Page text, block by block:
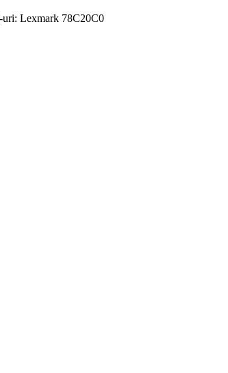
uri: Lexmark 78C20C0